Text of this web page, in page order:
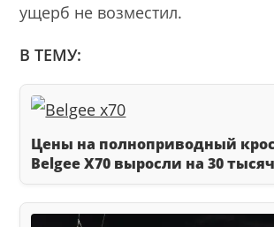
ущерб не возместил.
В ТЕМУ:
Цены на полноприводный
Belgee X70 выросли на 30